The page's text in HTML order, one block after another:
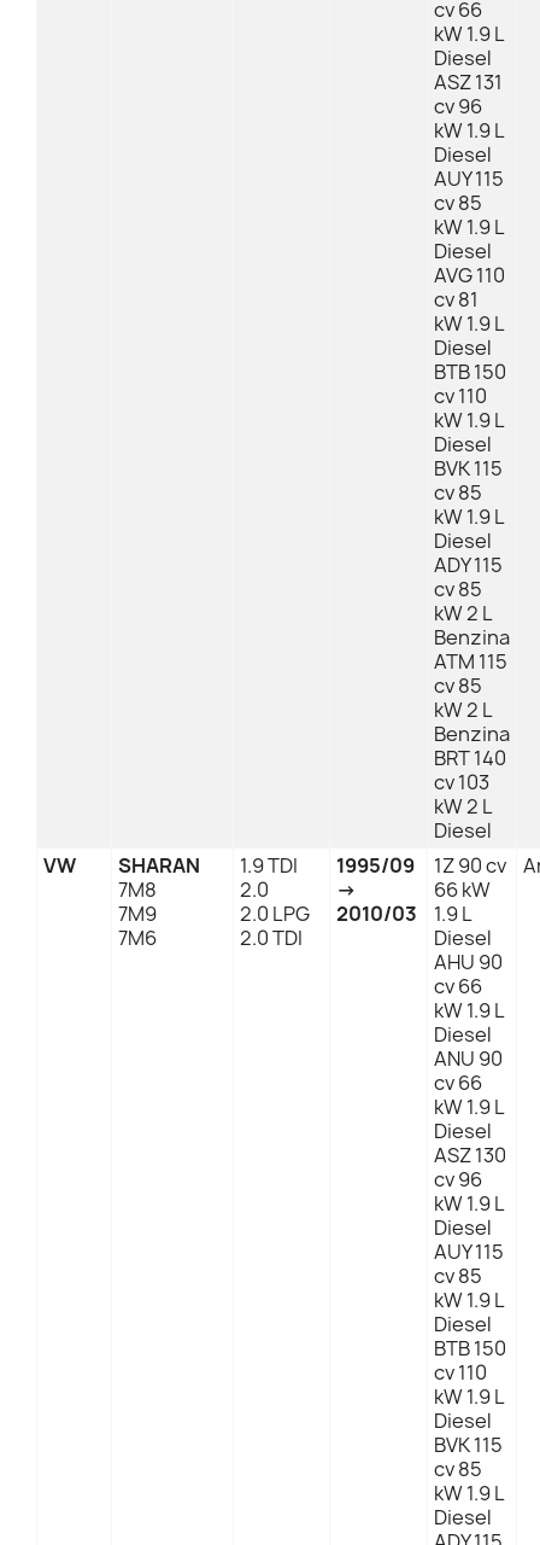
cv 66
kW 1.9 L
Diesel
ASZ 131
cv 96
kW 1.9 L
Diesel
AUY 115
cv 85
kW 1.9 L
Diesel
AVG 110
cv 81
kW 1.9 L
Diesel
BTB 150
cv 110
kW 1.9 L
Diesel
BVK 115
cv 85
kW 1.9 L
Diesel
ADY 115
cv 85
kW 2 L
Benzina
ATM 115
cv 85
kW 2 L
Benzina
BRT 140
cv 103
kW 2 L
Diesel
VW
SHARAN
7M8
7M9
7M6
1.9 TDI
2.0
2.0 LPG
2.0 TDI
1995/09
→
2010/03
1Z 90 cv
66 kW
1.9 L
Diesel
AHU 90
cv 66
kW 1.9 L
Diesel
ANU 90
cv 66
kW 1.9 L
Diesel
ASZ 130
cv 96
kW 1.9 L
Diesel
AUY 115
cv 85
kW 1.9 L
Diesel
BTB 150
cv 110
kW 1.9 L
Diesel
BVK 115
cv 85
kW 1.9 L
Diesel